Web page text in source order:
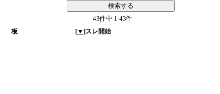
43件中 1-43件
板
[▼ ]スレ開始